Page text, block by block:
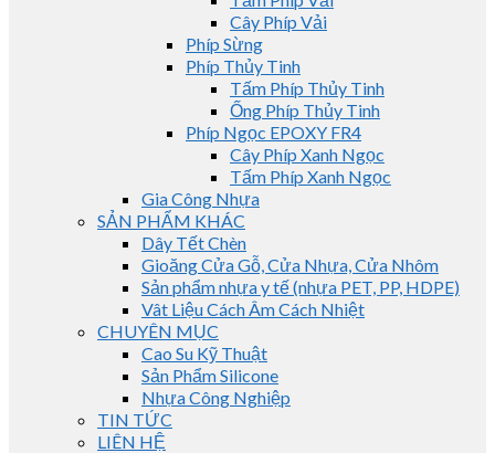
Cây Phíp Vải
Phíp Sừng
Phíp Thủy Tinh
Tấm Phíp Thủy Tinh
Ống Phíp Thủy Tinh
Phíp Ngọc EPOXY FR4
Cây Phíp Xanh Ngọc
Tấm Phíp Xanh Ngọc
Gia Công Nhựa
SẢN PHẨM KHÁC
Dây Tết Chèn
Gioăng Cửa Gỗ, Cửa Nhựa, Cửa Nhôm
Sản phẩm nhựa y tế (nhựa PET, PP, HDPE)
Vât Liệu Cách Âm Cách Nhiệt
CHUYÊN MỤC
Cao Su Kỹ Thuật
Sản Phẩm Silicone
Nhựa Công Nghiệp
TIN TỨC
LIÊN HỆ